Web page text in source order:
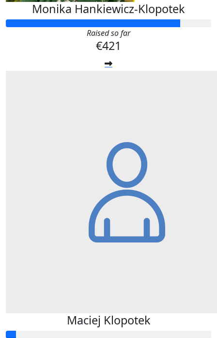
Monika Hankiewicz-Klopotek
Raised so far
€421
Maciej Klopotek